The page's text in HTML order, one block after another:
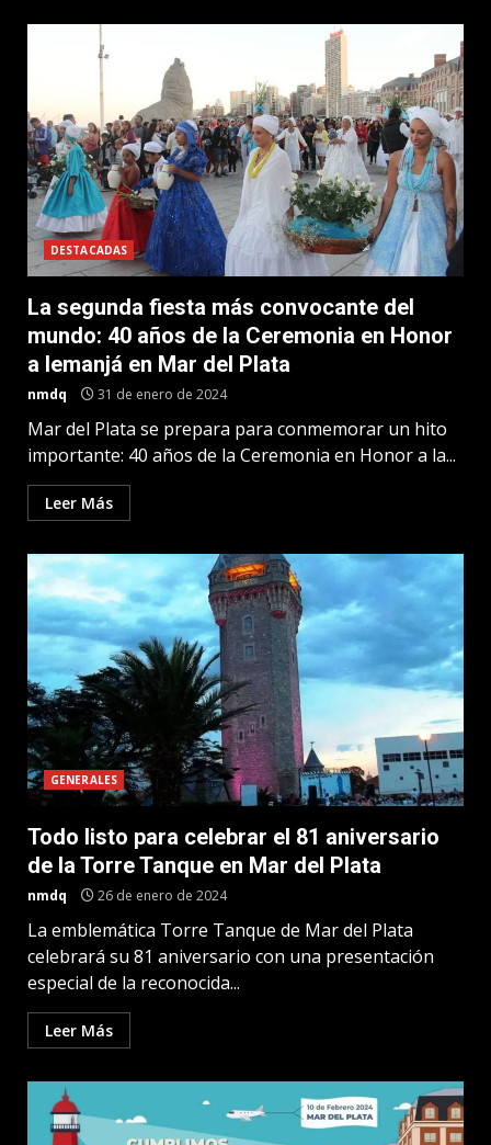
DESTACADAS
La segunda fiesta más convocante del
mundo: 40 años de la Ceremonia en Honor
a Iemanjá en Mar del Plata
nmdq 31 de enero de 2024
Mar del Plata se prepara para conmemorar un hito
importante: 40 años de la Ceremonia en Honor a la...
Leer Más
GENERALES
Todo listo para celebrar el 81 aniversario
de la Torre Tanque en Mar del Plata
nmdq 26 de enero de 2024
La emblemática Torre Tanque de Mar del Plata
celebrará su 81 aniversario con una presentación
especial de la reconocida...
Leer Más